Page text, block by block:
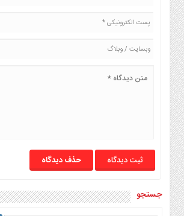
حذف دیدگاه
جستجو